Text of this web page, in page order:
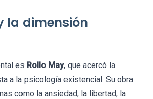
la dimensión
es Rollo May, que acercó la
a la psicología existencial. Su obra
como la ansiedad, la libertad, la